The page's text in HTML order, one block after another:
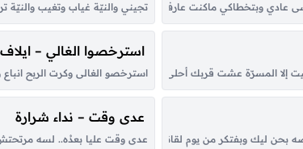
عادي وبتخطاكي ماكنت عارف انو غيابك بيمحيني و هالقب مارح
تجيني والنيّة غياب وتغيب
المسرّة عشت قربك أحلى أيام وليالي شفت عقبك الحياة
استرخصوا الغالي – ايلاف
استرخصو الغالى وكرت الربح
ليك وبفتكر من يوم لقانا ليوم وداعك واقول لنفسي ياترى
عدى وقت – نداء شرارة
عدى وقت عليا بعدُه.. لسه مرتحتش